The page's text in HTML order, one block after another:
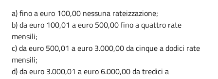
a) fino a euro 100,00 nessuna rateizzazione;
b) da euro 100,01 a euro 500,00 fino a quattro rate
mensili;
c) da euro 500,01 a euro 3.000,00 da cinque a dodici rate
mensili;
d) da euro 3.000,01 a euro 6.000,00 da tredici a